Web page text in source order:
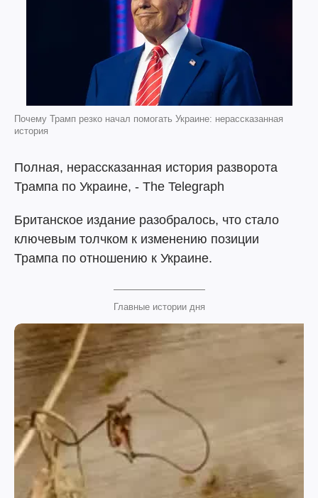
Почему Трамп резко начал помогать Украине: нерассказанная
история
Полная, нерассказанная история разворота
Трампа по Украине, - The Telegraph
Британское издание разобралось, что стало
ключевым толчком к изменению позиции
Трампа по отношению к Украине.
Главные истории дня